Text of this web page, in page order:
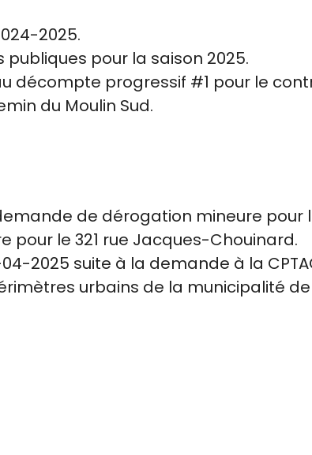
2025.
pour la saison 2025.
décompte progressif #1 pour le
du Moulin Sud.
de dérogation mineure pour
le 321 rue Jacques-Chouinard.
2025 suite à la demande à la
urbains de la municipalité